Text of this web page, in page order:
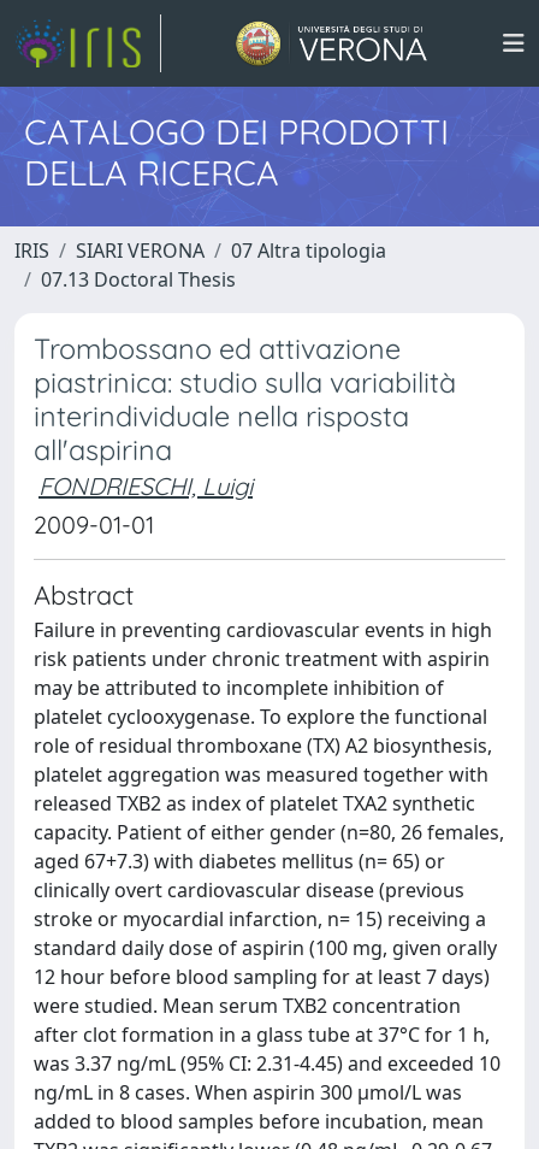
CATALOGO DEI PRODOTTI
DELLA RICERCA
IRIS SIARI VERONA
07 Altra tipologia
07.13 Doctoral Thesis
Trombossano ed attivazione
piastrinica: studio sulla variabilità
interindividuale nella risposta
all'aspirina
FONDRIESCHI, Luigi
2009-01-01
Abstract
Failure in preventing cardiovascular events in high
risk patients under chronic treatment with aspirin
may be attributed to incomplete inhibition of
platelet cyclooxygenase. To explore the functional
role of residual thromboxane (TX) A2 biosynthesis,
platelet aggregation was measured together with
released TXB2 as index of platelet TXA2 synthetic
capacity. Patient of either gender (n=80, 26 females,
aged 67+7.3) with diabetes mellitus (n= 65) or
clinically overt cardiovascular disease (previous
stroke or myocardial infarction, n= 15) receiving a
standard daily dose of aspirin (100 mg, given orally
12 hour before blood sampling for at least 7 days)
were studied. Mean serum TXB2 concentration
after clot formation in a glass tube at 37°C for 1 h,
was 3.37 ng/mL (95% CI: 2.31-4.45) and exceeded 10
ng/mL in 8 cases. When aspirin 300 μmol/L was
added to blood samples before incubation, mean